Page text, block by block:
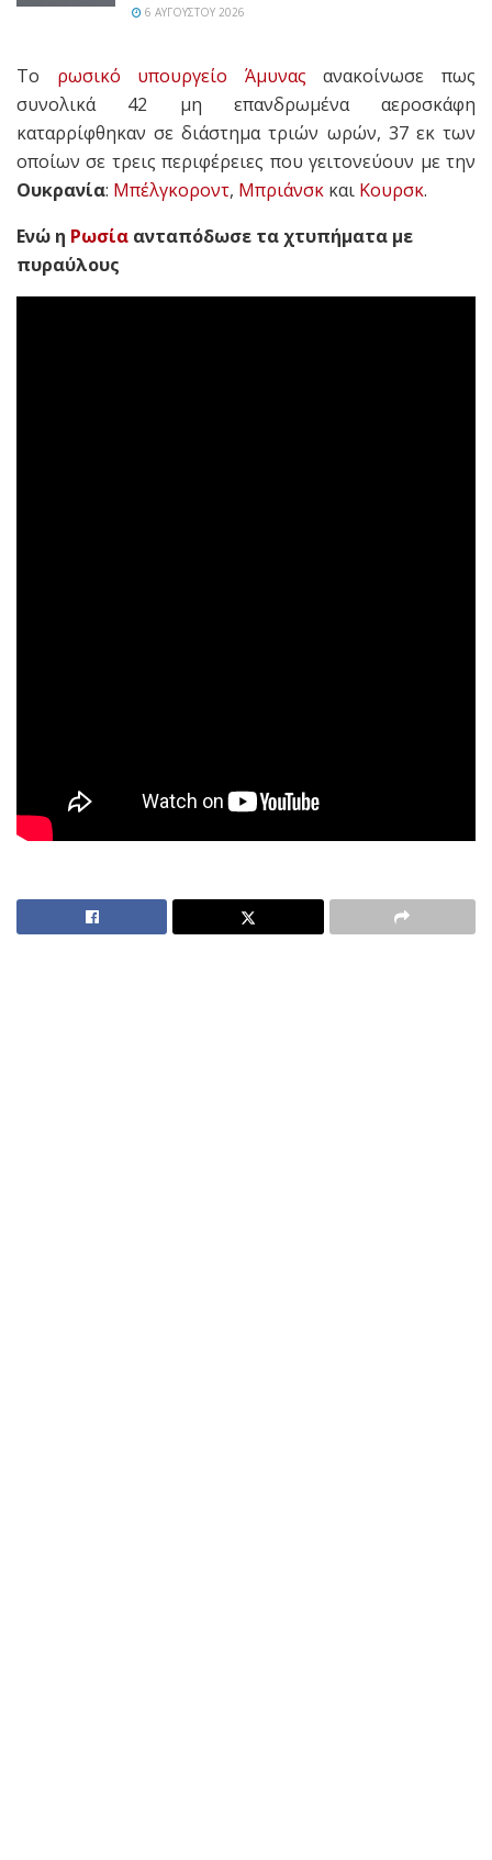
6 ΑΥΓΟΎΣΤΟΥ 2026
Το ρωσικό υπουργείο Άμυνας ανακοίνωσε πως
συνολικά 42 μη επανδρωμένα αεροσκάφη
καταρρίφθηκαν σε διάστημα τριών ωρών, 37 εκ των
οποίων σε τρεις περιφέρειες που γειτονεύουν με την
Ουκρανία: Μπέλγκοροντ, Μπριάνσκ και Κουρσκ.
Ενώ η Ρωσία ανταπόδωσε τα χτυπήματα με
πυραύλους